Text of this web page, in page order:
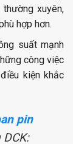
xuyên,
hợp hơn.
suất mạnh
công việc
kiện khắc
pin